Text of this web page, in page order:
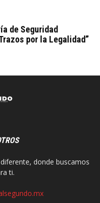
de Seguridad
por la Legalidad”
donde buscamos
ti.